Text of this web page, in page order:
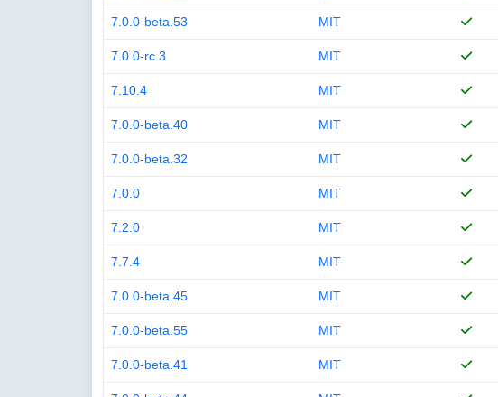
7.0.0-beta.53 MIT
7.0.0-rc.3 MIT
7.10.4 MIT
7.0.0-beta.40 MIT
7.0.0-beta.32 MIT
7.0.0 MIT
7.2.0 MIT
7.7.4 MIT
7.0.0-beta.45 MIT
7.0.0-beta.55 MIT
7.0.0-beta.41 MIT